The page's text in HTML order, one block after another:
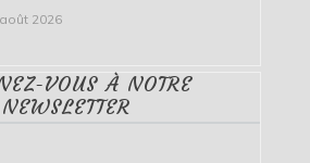
2026
VOUS À NOTRE
NEWSLETTER